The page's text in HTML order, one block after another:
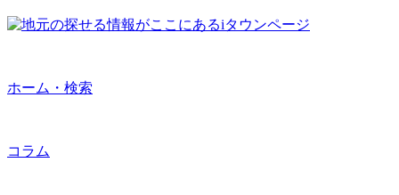
ホーム・検索
コラム